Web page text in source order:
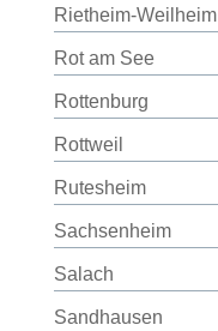
Rietheim-Weilheim
Rot am See
Rottenburg
Rottweil
Rutesheim
Sachsenheim
Salach
Sandhausen